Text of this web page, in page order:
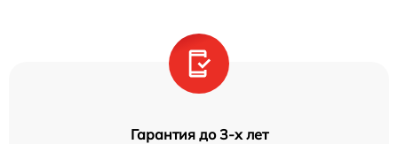
Гарантия до 3-х лет